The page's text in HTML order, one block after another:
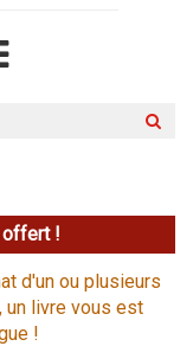
offert !
d'un ou plusieurs
livre vous est
!